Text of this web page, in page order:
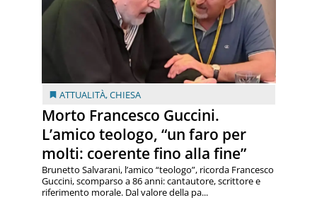
ATTUALITÀ,CHIESA
Morto Francesco Guccini.
L’amico teologo, “un faro per
molti: coerente fino alla fine”
Brunetto Salvarani, l’amico “teologo”, ricorda Francesco
Guccini, scomparso a 86 anni: cantautore, scrittore e
riferimento morale. Dal valore della pa...